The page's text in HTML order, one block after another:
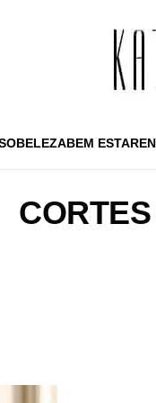
BELEZABEM ESTAR